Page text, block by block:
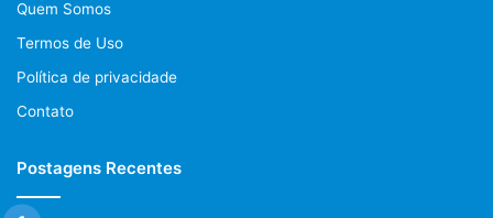
Quem Somos
Termos de Uso
Política de privacidade
Contato
Postagens Recentes